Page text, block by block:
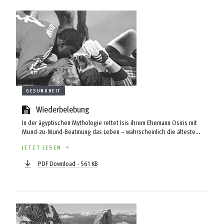
GESUNDHEIT
Wiederbelebung
In der ägyptischen Mythologie rettet Isis ihrem Ehemann Osiris mit
Mund-zu-Mund-Beatmung das Leben – wahrscheinlich die älteste
gibt es dann zahlreiche Berichte über verschiedene Formen der
„Wiederbelebung“, bis in den 50er und 60er Jahren des 20.
Jahrhunderts mehrere Experimente und Studien die Grundlage für
JETZT LESEN
PDF Download - 561 KB